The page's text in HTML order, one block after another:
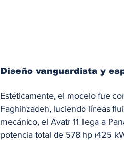
Diseño vanguardista y
Estéticamente, el modelo fue
Faghihzadeh, luciendo líneas
mecánico, el Avatr 11 llega a
potencia total de 578 hp (425